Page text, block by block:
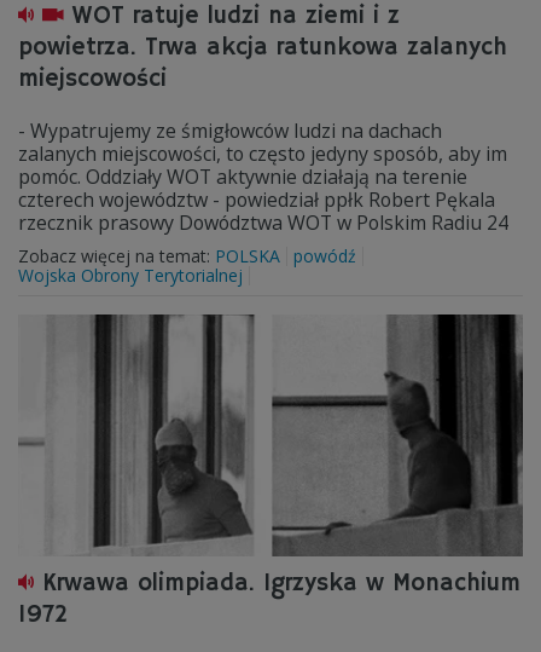
WOT ratuje ludzi na ziemi i z
powietrza. Trwa akcja ratunkowa zalanych
miejscowości
- Wypatrujemy ze śmigłowców ludzi na dachach
zalanych miejscowości, to często jedyny sposób, aby im
pomóc. Oddziały WOT aktywnie działają na terenie
czterech województw - powiedział ppłk Robert Pękala
rzecznik prasowy Dowództwa WOT w Polskim Radiu 24
Zobacz więcej na temat: POLSKA
powódź
Wojska Obrony Terytorialnej
Krwawa olimpiada. Igrzyska w Monachium
1972